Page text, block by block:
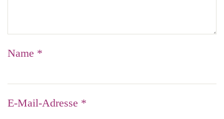
Name *
E-Mail-Adresse *